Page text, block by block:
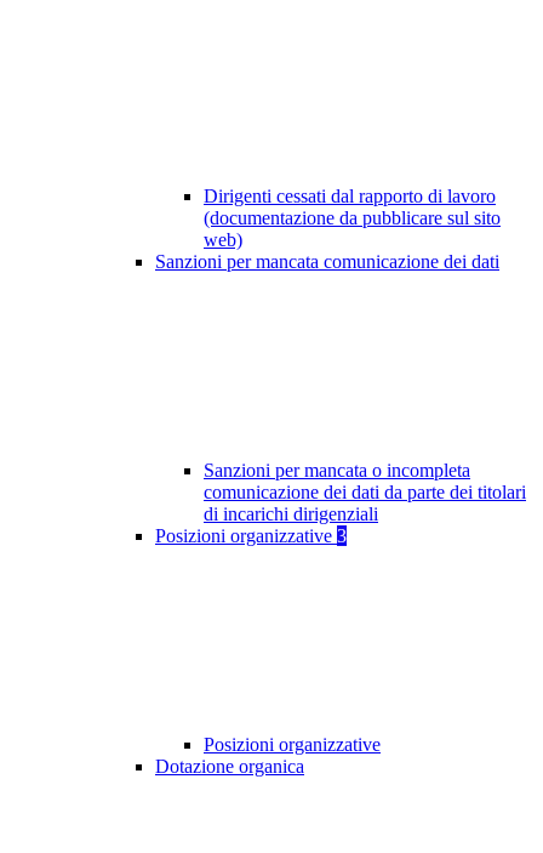
Dirigenti cessati dal rapporto di lavoro
(documentazione da pubblicare sul sito
web)
Sanzioni per mancata comunicazione dei dati
Sanzioni per mancata o incompleta
comunicazione dei dati da parte dei titolari
di incarichi dirigenziali
Posizioni organizzative 3
Posizioni organizzative
Dotazione organica